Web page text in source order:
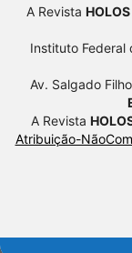
A Revista HOLOS
Instituto Federal
Av. Salgado
A Revista
Atribuição-